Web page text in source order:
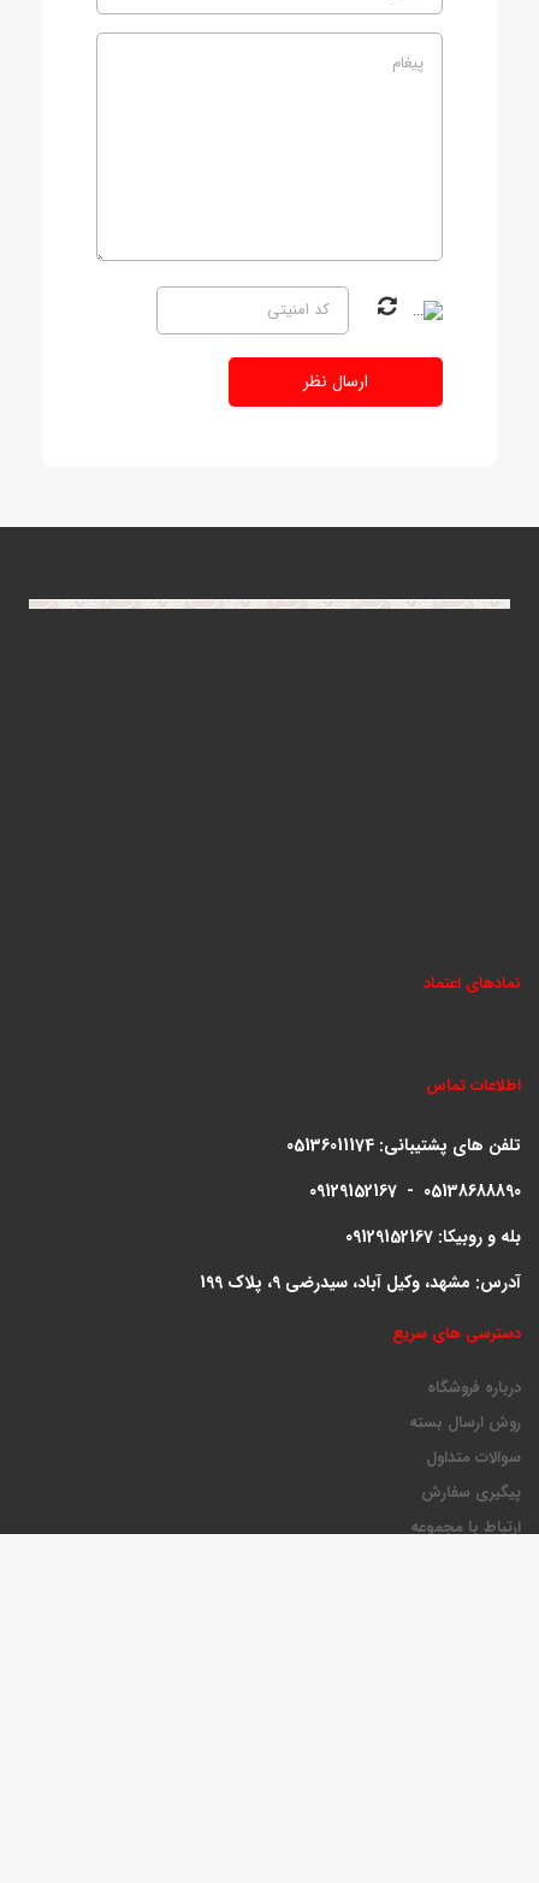
ارسال نظر
نمادهای اعتماد
اطلاعات تماس
تلفن های پشتیبانی: 05136011174
09129152167 - 05138688890
بله و روبیکا: 09129152167
آدرس: مشهد، وکیل آباد، سیدرضی 9، پلاک 199
دسترسی های سریع
درباره فروشگاه
روش ارسال بسته
سوالات متداول
پیگیری سفارش
ارتباط با مجموعه